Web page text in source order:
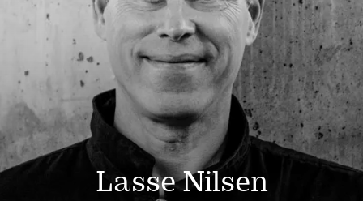
Lasse Nilsen